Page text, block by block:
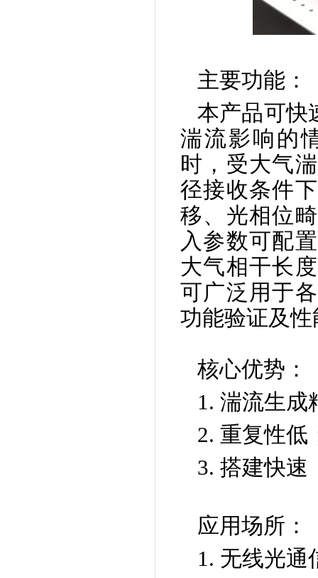
主要功能：
本产品可快
湍流影响的
时，受大气
径接收条件
移、光相位
入参数可配
大气相干长
可广泛用于
功能验证及
核心优势：
1. 湍流生成
2. 重复性低
3. 搭建快速
应用场所：
1. 无线光通